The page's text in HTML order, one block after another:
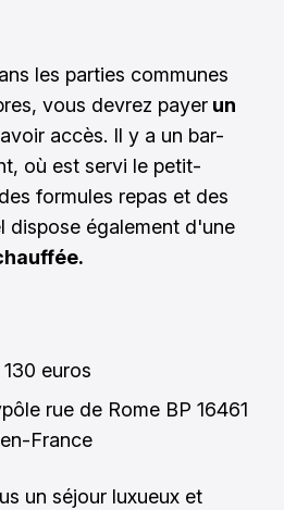
les parties communes
vous devrez payer un
accès. Il y a un bar-
où est servi le petit-
formules repas et des
dispose également d'une
euros
rue de Rome BP 16461
France
un séjour luxueux et